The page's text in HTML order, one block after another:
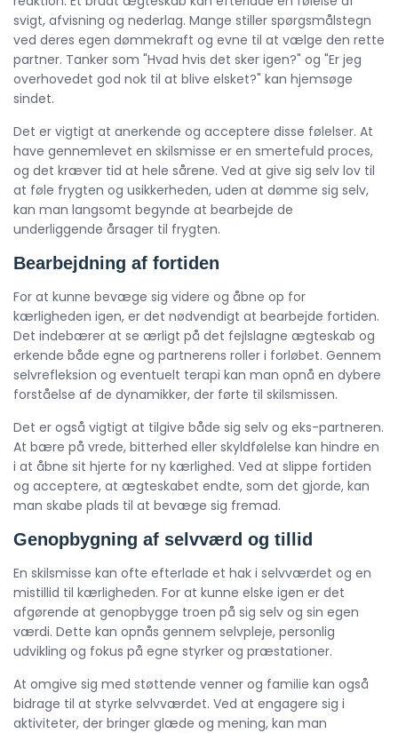
svigt, afvisning og nederlag. Mange stiller spørgsmålstegn
ved deres egen dømmekraft og evne til at vælge den rette
partner. Tanker som "Hvad hvis det sker igen?" og "Er jeg
overhovedet god nok til at blive elsket?" kan hjemsøge
sindet.
Det er vigtigt at anerkende og acceptere disse følelser. At
have gennemlevet en skilsmisse er en smertefuld proces,
og det kræver tid at hele sårene. Ved at give sig selv lov til
at føle frygten og usikkerheden, uden at dømme sig selv,
kan man langsomt begynde at bearbejde de
underliggende årsager til frygten.
Bearbejdning af fortiden
For at kunne bevæge sig videre og åbne op for
kærligheden igen, er det nødvendigt at bearbejde fortiden.
Det indebærer at se ærligt på det fejlslagne ægteskab og
erkende både egne og partnerens roller i forløbet. Gennem
selvrefleksion og eventuelt terapi kan man opnå en dybere
forståelse af de dynamikker, der førte til skilsmissen.
Det er også vigtigt at tilgive både sig selv og eks-partneren.
At bære på vrede, bitterhed eller skyldfølelse kan hindre en
i at åbne sit hjerte for ny kærlighed. Ved at slippe fortiden
og acceptere, at ægteskabet endte, som det gjorde, kan
man skabe plads til at bevæge sig fremad.
Genopbygning af selvværd og tillid
En skilsmisse kan ofte efterlade et hak i selvværdet og en
mistillid til kærligheden. For at kunne elske igen er det
afgørende at genopbygge troen på sig selv og sin egen
værdi. Dette kan opnås gennem selvpleje, personlig
udvikling og fokus på egne styrker og præstationer.
At omgive sig med støttende venner og familie kan også
bidrage til at styrke selvværdet. Ved at engagere sig i
aktiviteter, der bringer glæde og mening, kan man